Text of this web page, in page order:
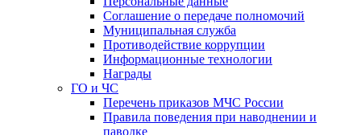
Соглашение о передаче полномочий
Муниципальная служба
Противодействие коррупции
Информационные технологии
Награды
ГО и ЧС
Перечень приказов МЧС России
Правила поведения при наводнении и
паводке